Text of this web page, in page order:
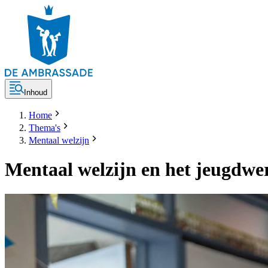
Inhoud
Home
Thema's
Mentaal welzijn
Mentaal welzijn en het